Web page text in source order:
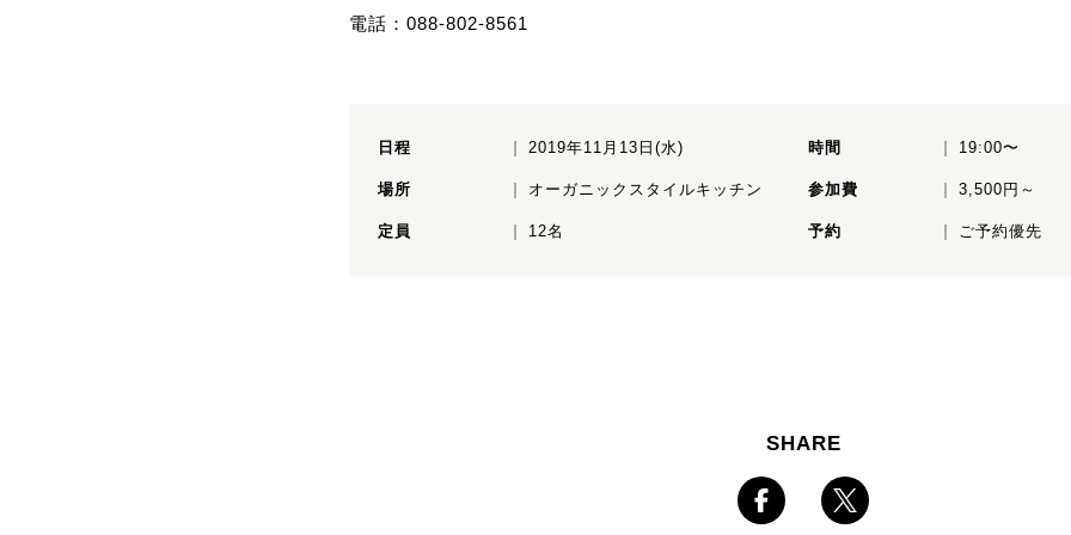
電話：088-802-8561
日程 2019年11月13日(水) 時間 19:00〜
場所 オーガニックスタイルキッチン 参加費 3,500円～
定員 12名 予約 ご予約優先
SHARE